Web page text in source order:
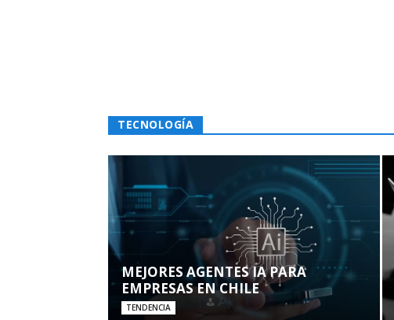
TECNOLOGÍA
MEJORES AGENTES IA PARA
EMPRESAS EN CHILE
TENDENCIA